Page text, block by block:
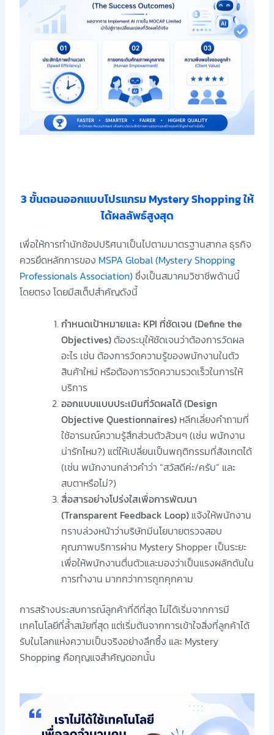
3 ขั้นตอนออกแบบโปรแกรม Mystery Shopping ให้
ได้ผลลัพธ์สูงสุด
เพื่อให้การทำนักช้อปปริศนาเป็นไปตามมาตรฐานสากล ธุรกิจ
ควรยึดหลักการของ MSPA Global (Mystery Shopping
Professionals Association)ซึ่งเป็นสมาคมวิชาชีพด้านนี้
โดยตรง โดยมีสเต็ปสำคัญดังนี้
กำหนดเป้าหมายและ KPI ที่ชัดเจน (Define the
Objectives)ต้องระบุให้ชัดเจนว่าต้องการวัดผล
อะไร เช่น ต้องการวัดความรู้ของพนักงานในตัว
สินค้าใหม่ หรือต้องการวัดความรวดเร็วในการให้
บริการ
ออกแบบแบบประเมินที่วัดผลได้ (Design
Objective Questionnaires) หลีกเลี่ยงคำถามที่
ใช้อารมณ์ความรู้สึกส่วนตัวล้วนๆ (เช่น พนักงาน
น่ารักไหม?) แต่ให้เปลี่ยนเป็นพฤติกรรมที่สังเกตได้
(เช่น พนักงานกล่าวคำว่า “สวัสดีค่ะ/ครับ” และ
สบตาหรือไม่?)
สื่อสารอย่างโปร่งใสเพื่อการพัฒนา
(Transparent Feedback Loop) แจ้งให้พนักงาน
ทราบล่วงหน้าว่าบริษัทมีนโยบายตรวจสอบ
คุณภาพบริการผ่าน Mystery Shopper เป็นระยะ
เพื่อให้พนักงานตื่นตัวและมองว่าเป็นแรงผลักดันใน
การทำงาน มากกว่าการถูกคุกคาม
การสร้างประสบการณ์ลูกค้าที่ดีที่สุด ไม่ได้เริ่มจากการมี
เทคโนโลยีที่ล้ำสมัยที่สุด แต่เริ่มต้นจากการเข้าใจสิ่งที่ลูกค้าได้
รับในโลกแห่งความเป็นจริงอย่างลึกซึ้ง และ Mystery
Shopping คือกุญแจสำคัญดอกนั้น